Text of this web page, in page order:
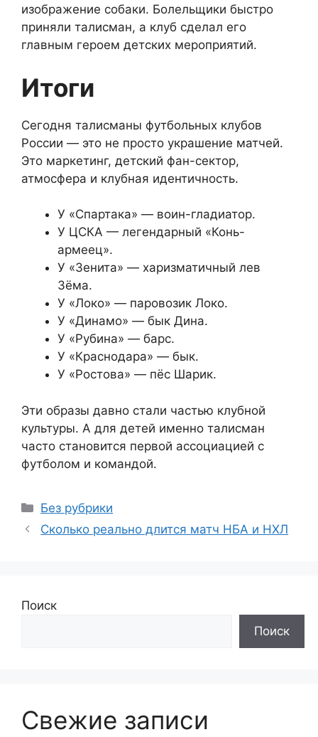
изображение собаки. Болельщики быстро
приняли талисман, а клуб сделал его
главным героем детских мероприятий.
Итоги
Сегодня талисманы футбольных клубов
России — это не просто украшение матчей.
Это маркетинг, детский фан-сектор,
атмосфера и клубная идентичность.
У «Спартака» — воин-гладиатор.
У ЦСКА — легендарный «Конь-
армеец».
У «Зенита» — харизматичный лев
Зёма.
У «Локо» — паровозик Локо.
У «Динамо» — бык Дина.
У «Рубина» — барс.
У «Краснодара» — бык.
У «Ростова» — пёс Шарик.
Эти образы давно стали частью клубной
культуры. А для детей именно талисман
часто становится первой ассоциацией с
футболом и командой.
Рубрики
Без рубрики
Сколько реально длится матч НБА и НХЛ
Поиск
Поиск
Свежие записи